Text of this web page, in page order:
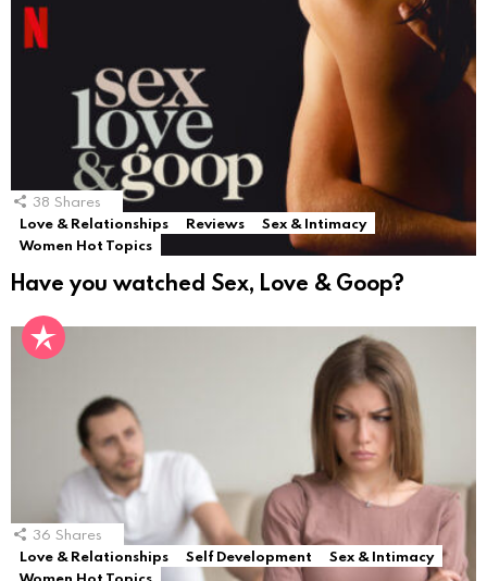
38 Shares
Love & Relationships
Reviews
Sex & Intimacy
Women Hot Topics
Have you watched Sex, Love & Goop?
36 Shares
Love & Relationships
Self Development
Sex & Intimacy